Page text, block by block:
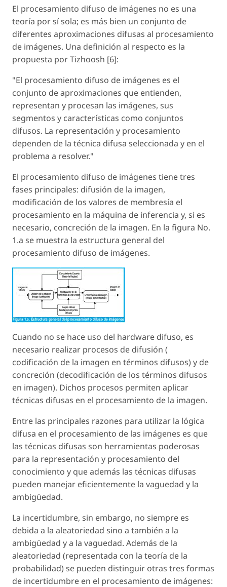
El procesamiento difuso de imágenes no es una
teoría por sí sola; es más bien un conjunto de
diferentes aproximaciones difusas al procesamiento
de imágenes. Una definición al respecto es la
propuesta por Tizhoosh [6]:
"El procesamiento difuso de imágenes es el
conjunto de aproximaciones que entienden,
representan y procesan las imágenes, sus
segmentos y características como conjuntos
difusos. La representación y procesamiento
dependen de la técnica difusa seleccionada y en el
problema a resolver."
El procesamiento difuso de imágenes tiene tres
fases principales: difusión de la imagen,
modificación de los valores de membresía el
procesamiento en la máquina de inferencia y, si es
necesario, concreción de la imagen. En la figura No.
1.a se muestra la estructura general del
procesamiento difuso de imágenes.
Cuando no se hace uso del hardware difuso, es
necesario realizar procesos de difusión (
codificación de la imagen en términos difusos) y de
concreción (decodificación de los términos difusos
en imagen). Dichos procesos permiten aplicar
técnicas difusas en el procesamiento de la imagen.
Entre las principales razones para utilizar la lógica
difusa en el procesamiento de las imágenes es que
las técnicas difusas son herramientas poderosas
para la representación y procesamiento del
conocimiento y que además las técnicas difusas
pueden manejar eficientemente la vaguedad y la
ambigüedad.
La incertidumbre, sin embargo, no siempre es
debida a la aleatoriedad sino a también a la
ambigüedad y a la vaguedad. Además de la
aleatoriedad (representada con la teoría de la
probabilidad) se pueden distinguir otras tres formas
de incertidumbre en el procesamiento de imágenes: